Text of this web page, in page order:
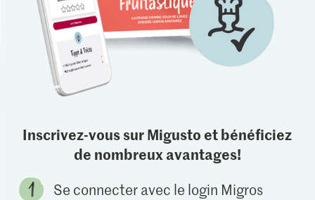
Inscrivez-vous sur Migusto et bénéficiez
de nombreux avantages!
Se connecter avec le login Migros